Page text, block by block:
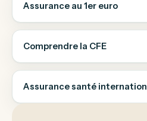
Assurance au 1er euro
Comprendre la CFE
Assurance santé